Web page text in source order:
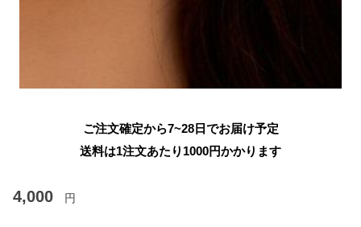
ご注文確定から7~28日でお届け予定
送料は1注文あたり 1000円かかります
4,000 円